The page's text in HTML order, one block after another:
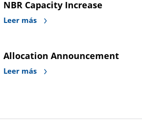
NBR Capacity Increase
Leer más
Allocation Announcement
Leer más